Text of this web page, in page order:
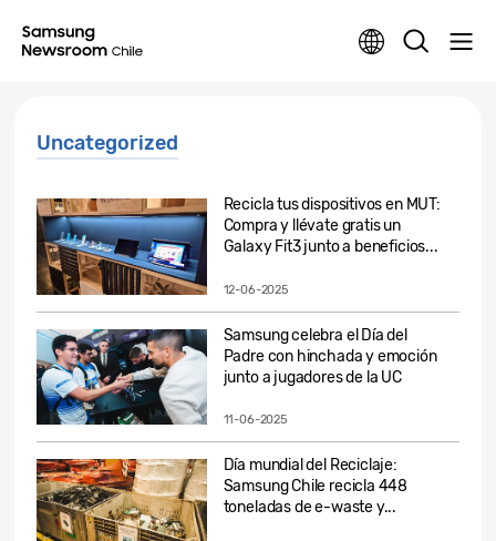
Uncategorized
Recicla tus dispositivos en MUT:
Compra y llévate gratis un
Galaxy Fit3 junto a beneficios...
12-06-2025
Samsung celebra el Día del
Padre con hinchada y emoción
junto a jugadores de la UC
11-06-2025
Día mundial del Reciclaje:
Samsung Chile recicla 448
toneladas de e-waste y...